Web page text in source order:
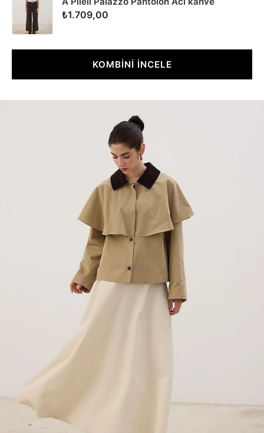
₺1.709,00
KOMBİNİ İNCELE